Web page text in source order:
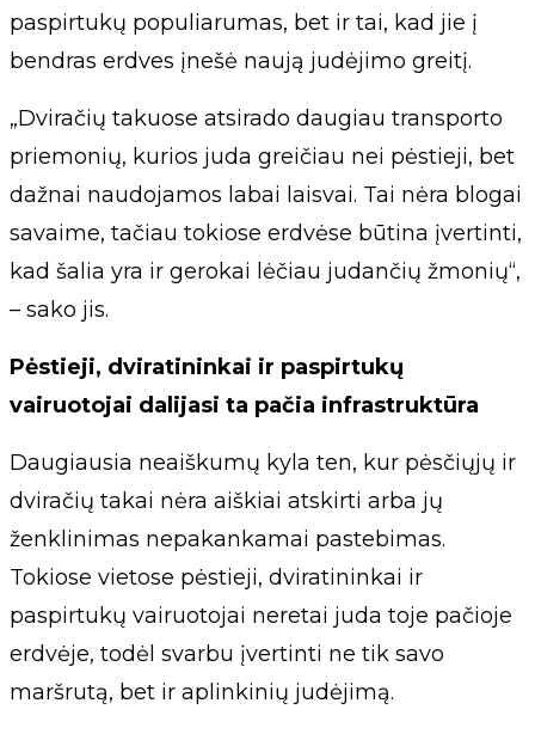
paspirtukų populiarumas, bet ir tai, kad jie į
bendras erdves įnešė naują judėjimo greitį.
„Dviračių takuose atsirado daugiau transporto
priemonių, kurios juda greičiau nei pėstieji, bet
dažnai naudojamos labai laisvai. Tai nėra blogai
savaime, tačiau tokiose erdvėse būtina įvertinti,
kad šalia yra ir gerokai lėčiau judančių žmonių“,
– sako jis.
Pėstieji, dviratininkai ir paspirtukų
vairuotojai dalijasi ta pačia infrastruktūra
Daugiausia neaiškumų kyla ten, kur pėsčiųjų ir
dviračių takai nėra aiškiai atskirti arba jų
ženklinimas nepakankamai pastebimas.
Tokiose vietose pėstieji, dviratininkai ir
paspirtukų vairuotojai neretai juda toje pačioje
erdvėje, todėl svarbu įvertinti ne tik savo
maršrutą, bet ir aplinkinių judėjimą.